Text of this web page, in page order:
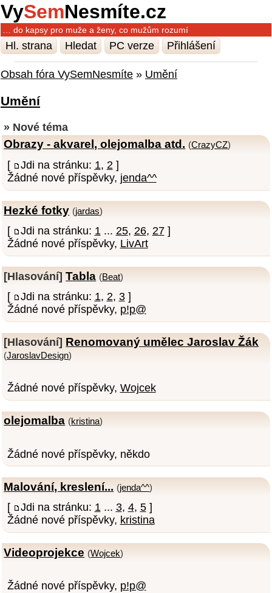
VySemNesmíte.cz
… do kapsy pro muže a ženy, co mužům rozumí
Hl. strana Hledat PC verze Přihlášení
Obsah fóra VySemNesmíte » Umění
Umění
» Nové téma
Obrazy - akvarel, olejomalba atd. (CrazyCZ)
[ Jdi na stránku: 1, 2 ]
Žádné nové příspěvky, jenda^^
Hezké fotky (jardas)
[ Jdi na stránku: 1... 25, 26, 27]
Žádné nové příspěvky, LivArt
[Hlasování] Tabla (Beat)
[ Jdi na stránku: 1, 2, 3]
Žádné nové příspěvky, p!p@
[Hlasování] Renomovaný umělec Jaroslav Žák
(JaroslavDesign)
Žádné nové příspěvky, Wojcek
olejomalba (kristina)
Žádné nové příspěvky, někdo
Malování, kreslení... (jenda^^)
[ Jdi na stránku: 1 ... 3, 4, 5]
Žádné nové příspěvky, kristina
Videoprojekce (Wojcek)
Žádné nové příspěvky, p!p@